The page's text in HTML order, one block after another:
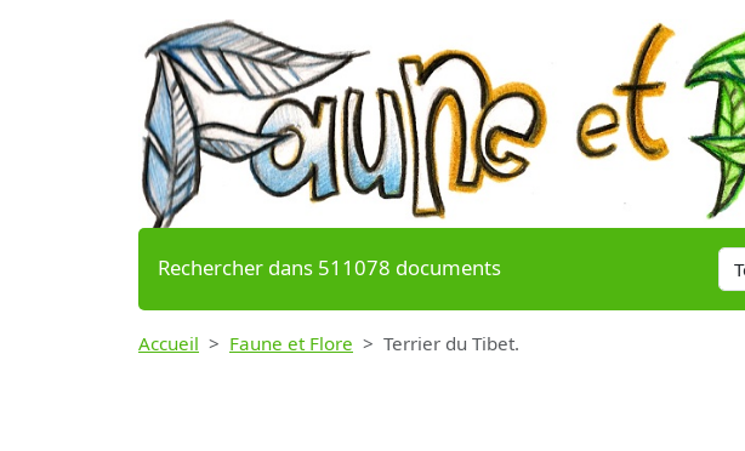
Rechercher dans 511078 documents
Accueil Faune et Flore Terrier du Tibet.